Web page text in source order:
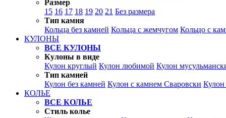
Размер
15 16 17 18 19 20 21 Без размера
Тип камня
Кольца без камней Кольца с жемчугом Кольцо с
КУЛОНЫ
ВСЕ КУЛОНЫ
Кулоны в виде
Кулон круглый Кулон любимой Кулон
Тип камней
Кулон без камней Кулон с камнем Сваровски
КОЛЬЕ
ВСЕ КОЛЬЕ
Стиль колье